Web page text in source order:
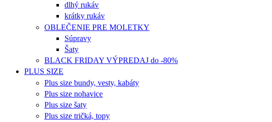
dlhý rukáv
krátky rukáv
OBLEČENIE PRE MOLETKY
Súpravy
Šaty
BLACK FRIDAY VÝPREDAJ do -80%
PLUS SIZE
Plus size bundy, vesty, kabáty
Plus size nohavice
Plus size šaty
Plus size tričká, topy